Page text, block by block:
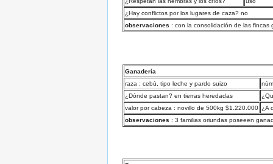
¿Hay conflictos por los lugares de caza? no
observaciones : con la consolidación de las
Ganadería
raza : cebú, tipo leche y pardo suizo
¿Dónde pastan? en tierras heredadas
valor por cabeza : novillo de 500kg $1.220.000 ¿A
observaciones : 3 familias oriundas poseeen